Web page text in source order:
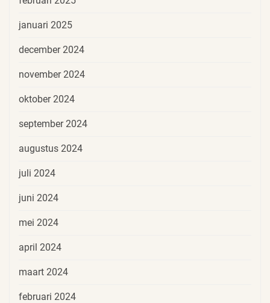
januari 2025
december 2024
november 2024
oktober 2024
september 2024
augustus 2024
juli 2024
juni 2024
mei 2024
april 2024
maart 2024
februari 2024